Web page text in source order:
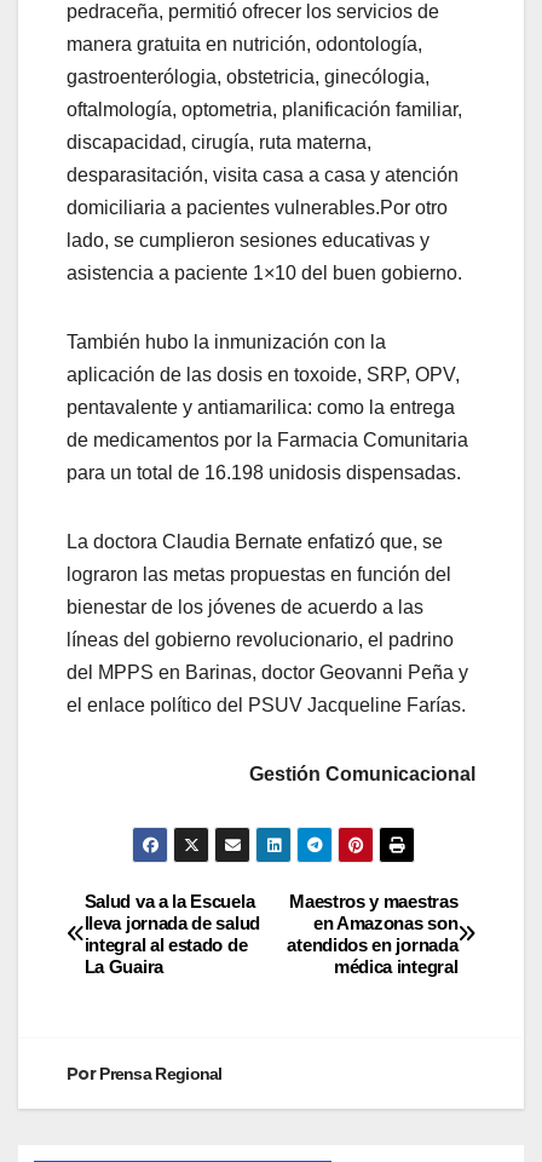
pedraceña, permitió ofrecer los servicios de
manera gratuita en nutrición, odontología,
gastroenterólogia, obstetricia, ginecólogia,
oftalmología, optometria, planificación familiar,
discapacidad, cirugía, ruta materna,
desparasitación, visita casa a casa y atención
domiciliaria a pacientes vulnerables.Por otro
lado, se cumplieron sesiones educativas y
asistencia a paciente 1×10 del buen gobierno.
También hubo la inmunización con la
aplicación de las dosis en toxoide, SRP, OPV,
pentavalente y antiamarilica: como la entrega
de medicamentos por la Farmacia Comunitaria
para un total de 16.198 unidosis dispensadas.
La doctora Claudia Bernate enfatizó que, se
lograron las metas propuestas en función del
bienestar de los jóvenes de acuerdo a las
líneas del gobierno revolucionario, el padrino
del MPPS en Barinas, doctor Geovanni Peña y
el enlace político del PSUV Jacqueline Farías.
Gestión Comunicacional
Maestros y maestras
en Amazonas son
atendidos en jornada
médica integral
Salud va a la Escuela
lleva jornada de salud
integral al estado de
La Guaira
PorPrensa Regional